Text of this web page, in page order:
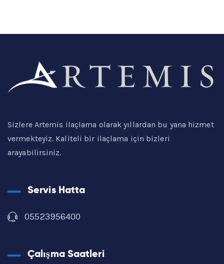
Sizlere Artemis ilaçlama olarak yıllardan bu yana hizmet
vermekteyiz. Kaliteli bir ilaçlama için bizleri
arayabilirsiniz.
Servis Hatta
05523956400
Çalışma Saatleri